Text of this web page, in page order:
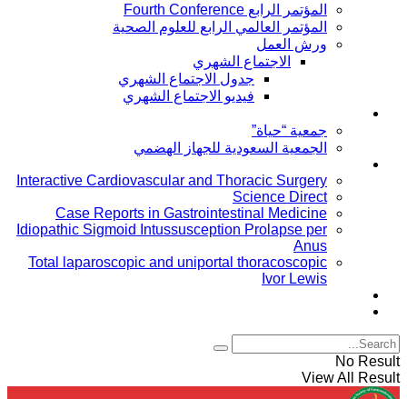
المؤتمر الرابع Fourth Conference
المؤتمر العالمي الرابع للعلوم الصحية
ورش العمل
الاجتماع الشهري
جدول الاجتماع الشهري
فيديو الاجتماع الشهري
جمعية “حياة”
الجمعية السعودية للجهاز الهضمي
Interactive Cardiovascular and Thoracic Surgery
Science Direct
Case Reports in Gastrointestinal Medicine
Idiopathic Sigmoid Intussusception Prolapse per
Anus
Total laparoscopic and uniportal thoracoscopic
Ivor Lewis
No Result
View All Result